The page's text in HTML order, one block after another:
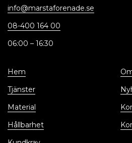
info@marstaforenade.se
08-400 164 00
06:00 – 16:30
Hem
Tjänster
Material
Hållbarhet